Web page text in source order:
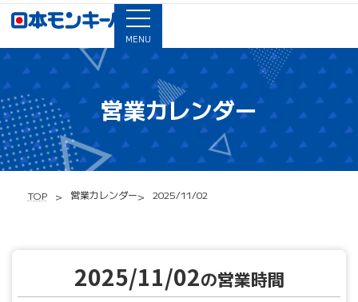
MENU
営業カレンダー
TOP 営業カレンダー 2025/11/02
2025/11/02の営業時間